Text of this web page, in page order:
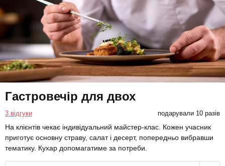
Гастровечір для двох
3 відгуки подарували 10 разів
На клієнтів чекає індивідуальний майстер-клас. Кожен учасник
приготує основну страву, салат і десерт, попередньо вибравши
тематику. Кухар допомагатиме за потреби.